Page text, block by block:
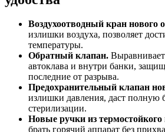
Воздухоотводный кран нового
излишки воздуха, позволяет
температуры.
Обратный клапан.
автоклава и внутри банки,
последние от разрыва.
Предохранительный клапан
излишки давления, даст полную
стерилизации.
Новые ручки из термостойкого
брать горячий аппарат без